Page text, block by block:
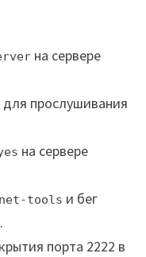
на сервере
прослушивания
на сервере
net-tools и бег
порта 2222 в